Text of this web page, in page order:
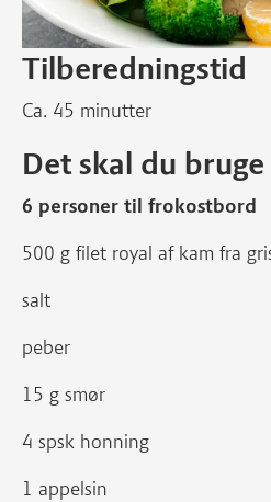
Tilberedningstid
Ca. 45 minutter
Det skal du bruge
6 personer til frokostbord
500 g filet royal af kam fra
salt
peber
15 g smør
4 spsk honning
1 appelsin